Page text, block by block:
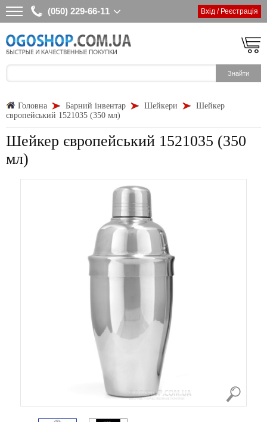
(050) 229-66-11 Вхід / Реєстрація
Головна Барний інвентар Шейкери
Шейкер
європейський 1521035 (350 мл)
Шейкер європейський 1521035 (350
мл)